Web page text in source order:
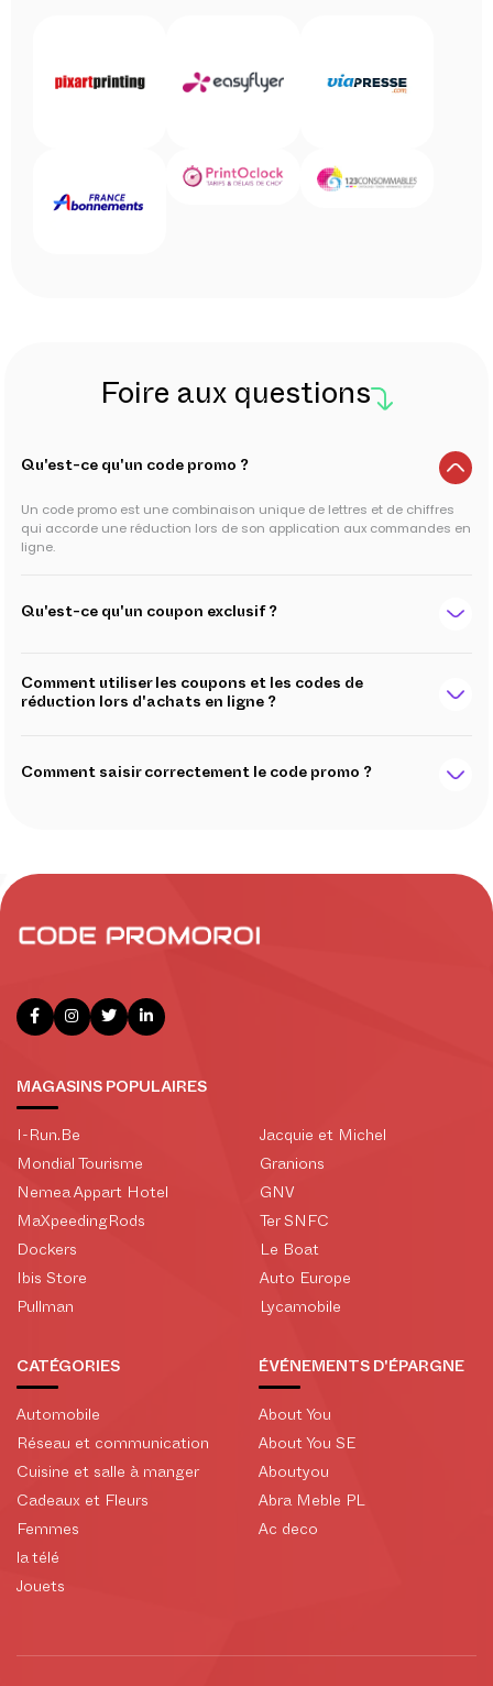
Foire aux questions
Qu'est-ce qu'un code promo ?
Un code promo est une combinaison unique de lettres et de chiffres
qui accorde une réduction lors de son application aux commandes en
ligne.
Qu'est-ce qu'un coupon exclusif ?
Comment utiliser les coupons et les codes de
réduction lors d'achats en ligne ?
Comment saisir correctement le code promo ?
MAGASINS POPULAIRES
I-Run.Be
Mondial Tourisme
Nemea Appart Hotel
MaXpeedingRods
Dockers
Ibis Store
Pullman
Jacquie et Michel
Granions
GNV
Ter SNFC
Le Boat
Auto Europe
Lycamobile
CATÉGORIES
Automobile
Réseau et communication
Cuisine et salle à manger
Cadeaux et Fleurs
Femmes
la télé
Jouets
ÉVÉNEMENTS D'ÉPARGNE
About You
About You SE
Aboutyou
Abra Meble PL
Ac deco